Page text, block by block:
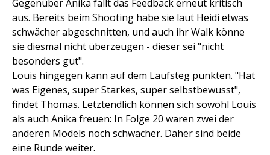
Gegenüber Anika fällt das Feedback erneut kritisch
aus. Bereits beim Shooting habe sie laut Heidi etwas
schwächer abgeschnitten, und auch ihr Walk könne
sie diesmal nicht überzeugen - dieser sei "nicht
besonders gut".
Louis hingegen kann auf dem Laufsteg punkten. "Hat
was Eigenes, super Starkes, super selbstbewusst",
findet Thomas. Letztendlich können sich sowohl Louis
als auch Anika freuen: In Folge 20 waren zwei der
anderen Models noch schwächer. Daher sind beide
eine Runde weiter.